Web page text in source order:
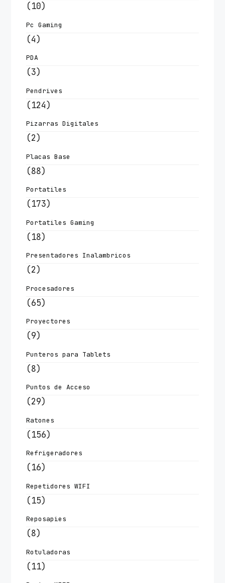
(10)
Pc Gaming
(4)
PDA
(3)
Pendrives
(124)
Pizarras Digitales
(2)
Placas Base
(88)
Portatiles
(173)
Portatiles Gaming
(18)
Presentadores Inalambricos
(2)
Procesadores
(65)
Proyectores
(9)
Punteros para Tablets
(8)
Puntos de Acceso
(29)
Ratones
(156)
Refrigeradores
(16)
Repetidores WIFI
(15)
Reposapies
(8)
Rotuladoras
(11)